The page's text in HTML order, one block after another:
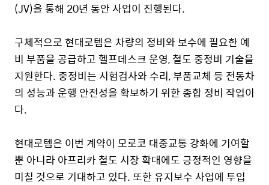
(JV)을 통해 20년 동안 사업이 진행된다.
구체적으로 현대로템은 차량의 정비와 보수에 필요한 예
비 부품을 공급하고 헬프데스크 운영,철도 중정비 기술을
지원한다.중정비는 시험검사와 수리,부품교체 등 전동차
의 성능과 운행 안전성을 확보하기 위한 종합 정비 작업이
다.
현대로템은 이번 계약이 모로코 대중교통 강화에 기여할
뿐 아니라 아프리카 철도 시장 확대에도 긍정적인 영향을
미칠 것으로 기대하고 있다.또한 유지보수 사업에 투입